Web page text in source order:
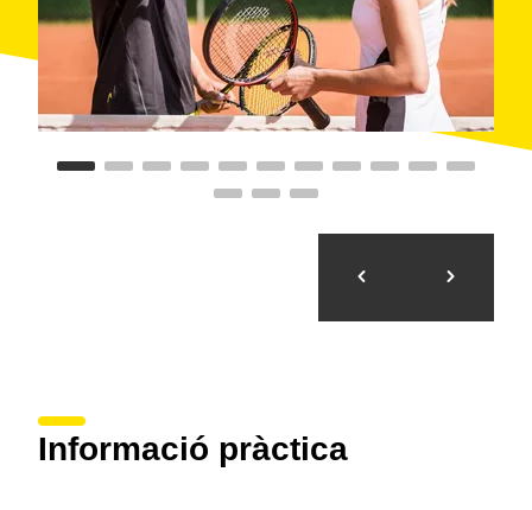
Informació pràctica